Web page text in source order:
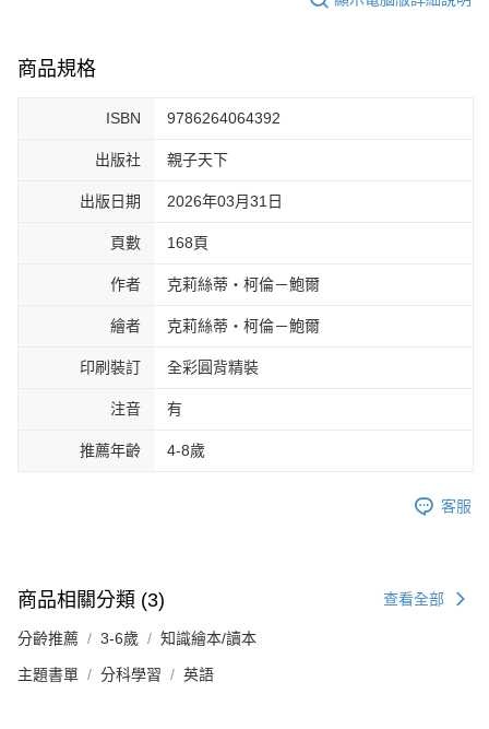
商品規格
ISBN 9786264064392
出版社 親子天下
出版日期 2026年03月31日
頁數 168頁
作者 克莉絲蒂・柯倫－鮑爾
繪者 克莉絲蒂・柯倫－鮑爾
印刷裝訂 全彩圓背精裝
注音 有
推薦年齡 4-8歲
客服
商品相關分類 (3) 查看全部
分齡推薦 3-6歲 知識繪本/讀本
主題書單 分科學習 英語